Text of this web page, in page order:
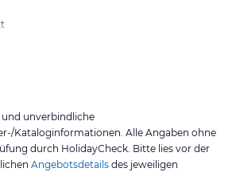
unverbindliche
Kataloginformationen. Alle Angaben ohne
durch HolidayCheck. Bitte lies vor der
Angebotsdetails des jeweiligen